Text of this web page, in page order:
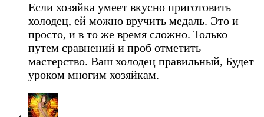
Если хозяйка умеет вкусно приготовить
холодец, ей можно вручить медаль. Это и
просто, и в то же время сложно. Только
путем сравнений и проб отметить
мастерство. Ваш холодец правильный, Будет
уроком многим хозяйкам.